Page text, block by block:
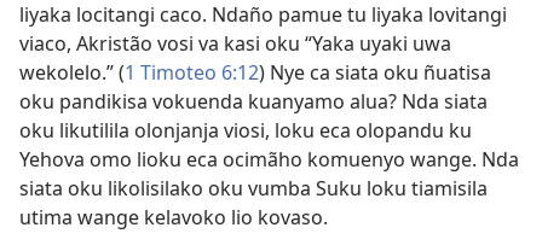
liyaka locitangi caco. Ndaño pamue tu liyaka lovitangi
viaco, Akristão vosi va kasi oku “Yaka uyaki uwa
wekolelo.” (1 Timoteo 6:12) Nye ca siata oku ñuatisa
oku pandikisa vokuenda kuanyamo alua? Nda siata
oku likutilila olonjanja viosi, loku eca olopandu ku
Yehova omo lioku eca ocimãho komuenyo wange. Nda
siata oku likolisilako oku vumba Suku loku tiamisila
utima wange kelavoko lio kovaso.